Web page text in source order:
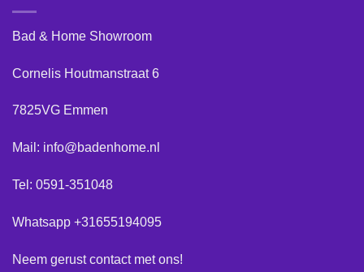
Bad & Home Showroom
Cornelis Houtmanstraat 6
7825VG Emmen
Mail: info@badenhome.nl
Tel: 0591-351048
Whatsapp +31655194095
Neem gerustcontactmet ons!